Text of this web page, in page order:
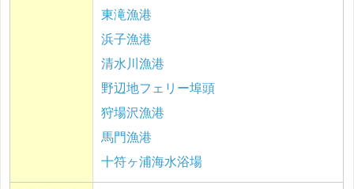
東滝漁港
浜子漁港
清水川漁港
野辺地フェリー埠頭
狩場沢漁港
馬門漁港
十符ヶ浦海水浴場